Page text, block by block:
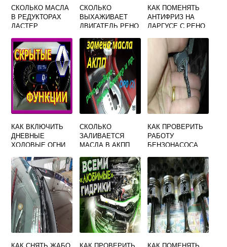
СКОЛЬКО МАСЛА
В РЕДУКТОРАХ
ДАСТЕР
СКОЛЬКО
ВЫХАЖИВАЕТ
ДВИГАТЕЛЬ РЕНО
КАК ПОМЕНЯТЬ
АНТИФРИЗ НА
ЛАРГУСЕ С РЕНО
КАК ВКЛЮЧИТЬ
ДНЕВНЫЕ
ХОДОВЫЕ ОГНИ
СКОЛЬКО
ЗАЛИВАЕТСЯ
МАСЛА В АКПП
КАК ПРОВЕРИТЬ
РАБОТУ
БЕНЗОНАСОСА